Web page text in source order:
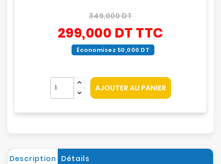
349,000 DT
299,000 DT TTC
Économisez 50,000 DT
AJOUTER AU PANIER
Description Détails